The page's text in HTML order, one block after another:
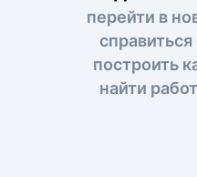
перейти в
построить
найти